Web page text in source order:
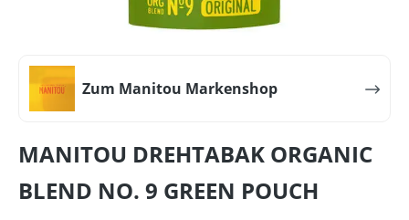
Zum Manitou Markenshop
MANITOU DREHTABAK ORGANIC
BLEND NO. 9 GREEN POUCH